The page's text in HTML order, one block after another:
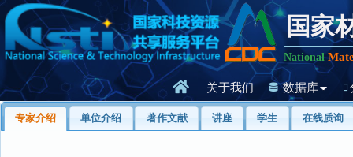
国家
National
关于我们 数据库
专家介绍 单位介绍 著作文献 讲座 学生 在线质询